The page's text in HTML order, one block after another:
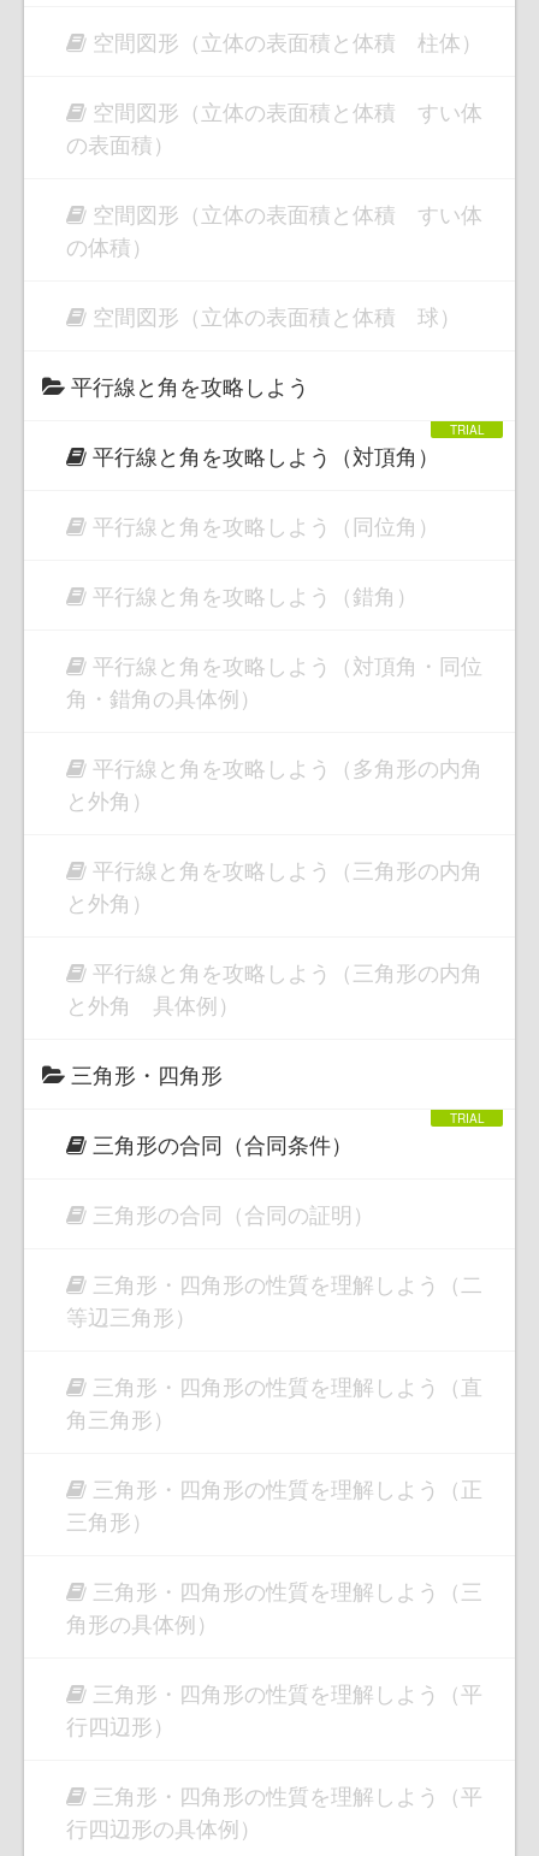
空間図形（立体の表面積と体積 柱体）
空間図形（立体の表面積と体積 すい体
の表面積）
空間図形（立体の表面積と体積 すい体
の体積）
空間図形（立体の表面積と体積 球）
平行線と角を攻略しよう
平行線と角を攻略しよう（対頂角）
平行線と角を攻略しよう（同位角）
平行線と角を攻略しよう（錯角）
平行線と角を攻略しよう（対頂角・同位
角・錯角の具体例）
平行線と角を攻略しよう（多角形の内角
と外角）
平行線と角を攻略しよう（三角形の内角
と外角）
平行線と角を攻略しよう（三角形の内角
と外角 具体例）
三角形・四角形
三角形の合同（合同条件）
三角形の合同（合同の証明）
三角形・四角形の性質を理解しよう（二
等辺三角形）
三角形・四角形の性質を理解しよう（直
角三角形）
三角形・四角形の性質を理解しよう（正
三角形）
三角形・四角形の性質を理解しよう（三
角形の具体例）
三角形・四角形の性質を理解しよう（平
行四辺形）
三角形・四角形の性質を理解しよう（平
行四辺形の具体例）